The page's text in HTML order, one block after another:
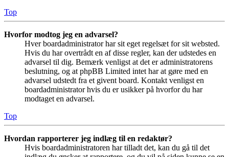
Top
Hvorfor modtog jeg en advarsel?
Hver boardadministrator har sit eget regelsæt for sit websted.
Hvis du har overtrådt en af disse regler, kan der udstedes en
advarsel til dig. Bemærk venligst at det er administratorens
beslutning, og at phpBB Limited intet har at gøre med en
advarsel udstedt fra et givent board. Kontakt venligst en
boardadministrator hvis du er usikker på hvorfor du har
modtaget en advarsel.
Top
Hvordan rapporterer jeg indlæg til en redaktør?
Hvis boardadministratoren har tilladt det, kan du gå til det